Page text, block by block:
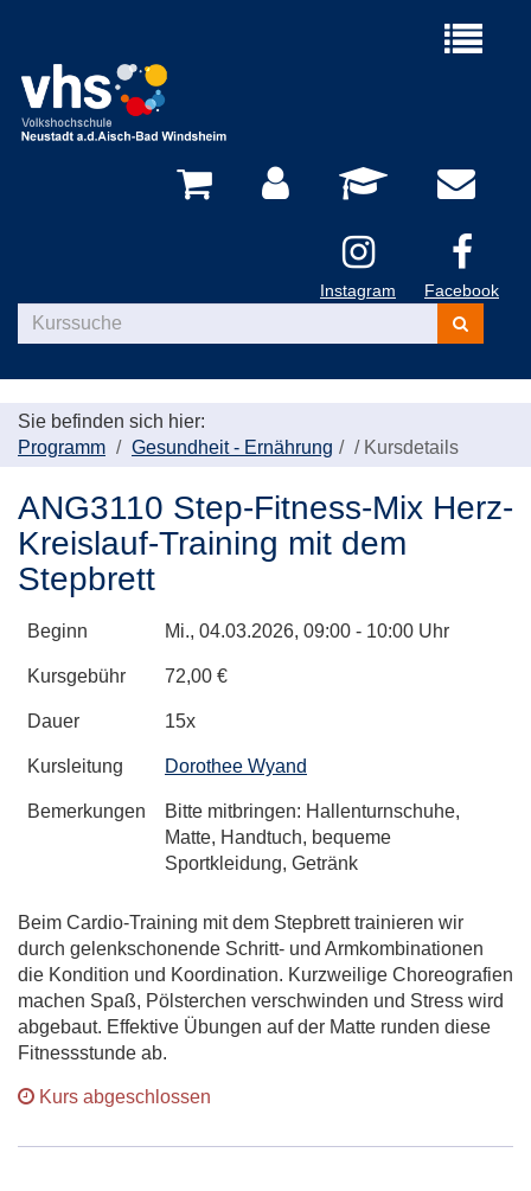
Menü
Instagram Facebook
Kurse
suchen
Sie befinden sich hier:
Programm
Gesundheit - Ernährung / Kursdetails
ANG3110 Step-Fitness-Mix Herz-
Kreislauf-Training mit dem
Stepbrett
Beginn Mi., 04.03.2026, 09:00 - 10:00 Uhr
Kursgebühr 72,00 €
Dauer 15x
Kursleitung Dorothee Wyand
Bemerkungen
Bitte mitbringen: Hallenturnschuhe,
Matte, Handtuch, bequeme
Sportkleidung, Getränk
Beim Cardio-Training mit dem Stepbrett trainieren wir
durch gelenkschonende Schritt- und Armkombinationen
die Kondition und Koordination. Kurzweilige Choreografien
machen Spaß, Pölsterchen verschwinden und Stress wird
abgebaut. Effektive Übungen auf der Matte runden diese
Fitnessstunde ab.
Kurs abgeschlossen